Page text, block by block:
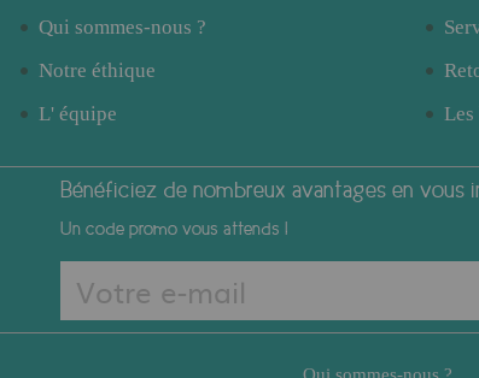
Qui sommes-nous ?
Notre éthique
L' équipe
Bénéficiez de nombreux avantages en vous
Un code promo vous attends !